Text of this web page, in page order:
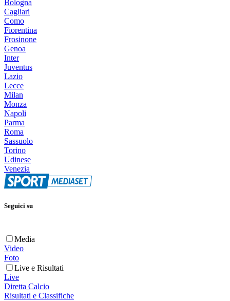
Bologna
Cagliari
Como
Fiorentina
Frosinone
Genoa
Inter
Juventus
Lazio
Lecce
Milan
Monza
Napoli
Parma
Roma
Sassuolo
Torino
Udinese
Venezia
Seguici su
Media
Video
Foto
Live e Risultati
Live
Diretta Calcio
Risultati e Classifiche